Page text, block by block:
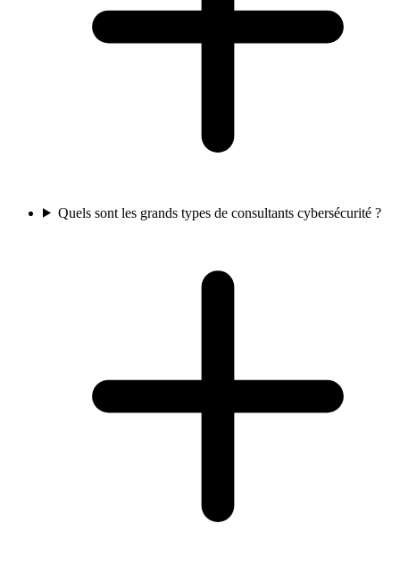
Quels sont les grands types de consultants cybersécurité ?